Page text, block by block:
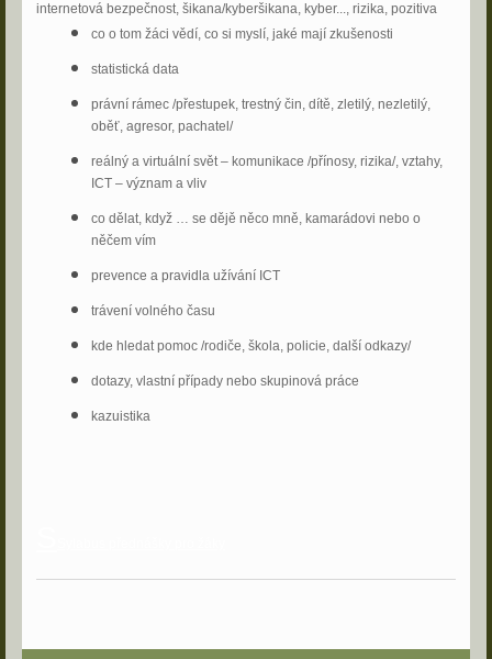
internetová bezpečnost, šikana/kyberšikana, kyber..., rizika, pozitiva
co o tom žáci vědí, co si myslí, jaké mají zkušenosti
statistická data
právní rámec /přestupek, trestný čin, dítě, zletilý, nezletilý,
oběť, agresor, pachatel/
reálný a virtuální svět – komunikace /přínosy, rizika/, vztahy,
ICT – význam a vliv
co dělat, když … se dějě něco mně, kamarádovi nebo o
něčem vím
prevence a pravidla užívání ICT
trávení volného času
kde hledat pomoc /rodiče, škola, policie, další odkazy/
dotazy, vlastní případy nebo skupinová práce
kazuistika